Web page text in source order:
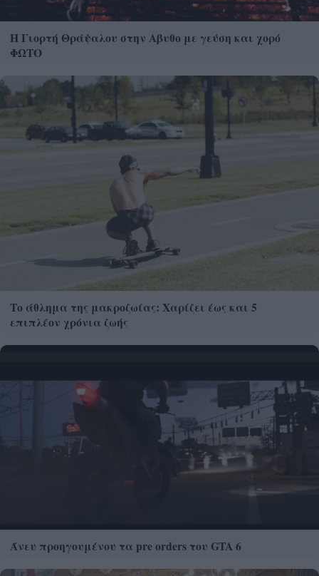
Η Γιορτή Θράψαλου στην Αβυθο με γεύση και χορό
ΦΩΤΟ
Το άθλημα της μακροζωίας: Χαρίζει έως και 5
επιπλέον χρόνια ζωής
Άνευ προηγουμένου τα pre orders του GTA 6